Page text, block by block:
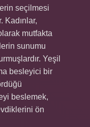
seçilmesi
Kadınlar,
mutfakta
sunumu
Yeşil
besleyici bir
beslemek,
ön